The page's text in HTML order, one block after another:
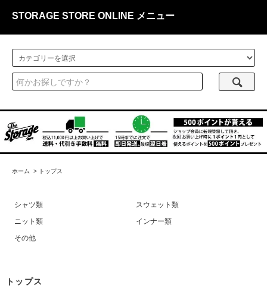
STORAGE STORE ONLINE メニュー
ホーム > トップス
シャツ類
スウェット類
ニット類
インナー類
その他
トップス